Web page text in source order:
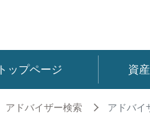
トップページ 資
アドバイザー検索 アドバイ